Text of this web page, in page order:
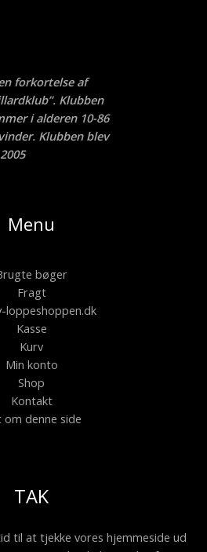
forkortelse af
Klubben
i alderen 10-86
Klubben blev
Menu
bøger
Fragt
loppeshoppen.dk
Kasse
Kurv
Min konto
Shop
Kontakt
om denne side
TAK
til at tjekke vores hjemmeside ud